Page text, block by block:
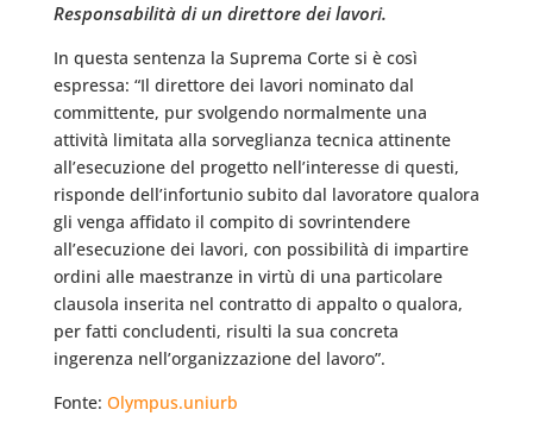
Responsabilità di un direttore dei lavori.
In questa sentenza la Suprema Corte si è così
espressa: “Il direttore dei lavori nominato dal
committente, pur svolgendo normalmente una
attività limitata alla sorveglianza tecnica attinente
all’esecuzione del progetto nell’interesse di questi,
risponde dell’infortunio subito dal lavoratore qualora
gli venga affidato il compito di sovrintendere
all’esecuzione dei lavori, con possibilità di impartire
ordini alle maestranze in virtù di una particolare
clausola inserita nel contratto di appalto o qualora,
per fatti concludenti, risulti la sua concreta
ingerenza nell’organizzazione del lavoro”.
Fonte: Olympus.uniurb